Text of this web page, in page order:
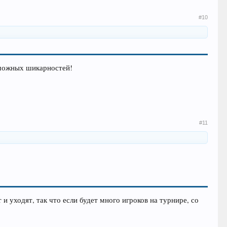
#10
шикарностей!
#11
так что если будет много игроков на турнире, со